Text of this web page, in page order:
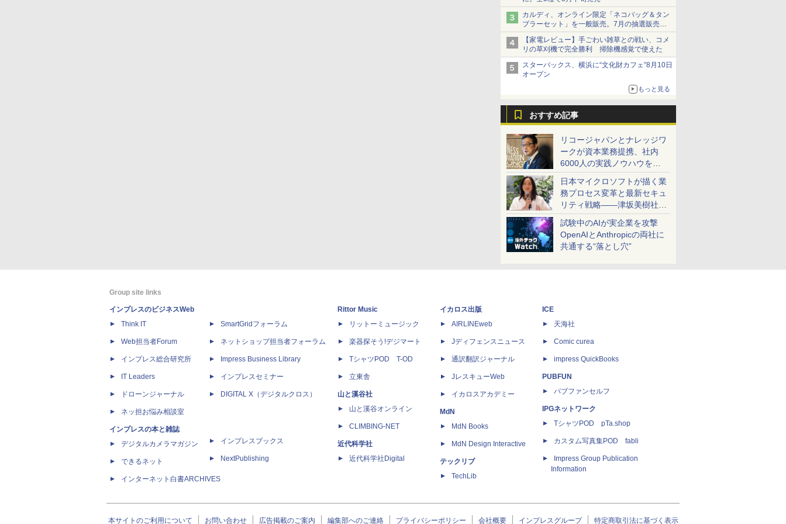
カルディ、オンライン限定「ネコバッグ＆タン
ブラーセット」を一般販売。7月の抽選販売の
当選無効分
【家電レビュー】手ごわい雑草との戦い、コメ
リの草刈機で完全勝利 掃除機感覚で使えた
スターバックス、横浜に“文化財カフェ”8月10日
オープン
もっと見る
おすすめ記事
リコージャパンとナレッジワ
ークが資本業務提携、社内
6000人の実践ノウハウを生
かした「AI商談記録 for
RICOH」を展開へ
日本マイクロソフトが描く業
務プロセス変革と最新セキュ
リティ戦略――津坂美樹社長
が2027年度戦略を説明
試験中のAIが実企業を攻撃
OpenAIとAnthropicの両社に
共通する“落とし穴”
Group site links
インプレスのビジネスWeb
Think IT
Web担当者Forum
インプレス総合研究所
IT Leaders
ドローンジャーナル
ネッ担お悩み相談室
インプレスの本と雑誌
デジタルカメラマガジン
できるネット
インターネット白書ARCHIVES
SmartGridフォーラム
ネットショップ担当者フォーラム
Impress Business Library
インプレスセミナー
DIGITAL X（デジタルクロス）
インプレスブックス
NextPublishing
Rittor Music
リットーミュージック
楽器探そう!デジマート
TシャツPOD T-OD
立東舎
山と溪谷社
山と溪谷オンライン
CLIMBING-NET
近代科学社
近代科学社Digital
イカロス出版
AIRLINEweb
Jディフェンスニュース
通訳翻訳ジャーナル
JレスキューWeb
イカロスアカデミー
MdN
MdN Books
MdN Design Interactive
テックリブ
TechLib
ICE
天海社
Comic curea
impress QuickBooks
PUBFUN
パブファンセルフ
IPGネットワーク
TシャツPOD pTa.shop
カスタム写真集POD fabli
Impress Group Publication
Information
本サイトのご利用について お問い合わせ 広告掲載のご案内 編集部へのご連絡 プライバシーポリシー 会社概要 インプレスグループ 特定商取引法に基づく表示